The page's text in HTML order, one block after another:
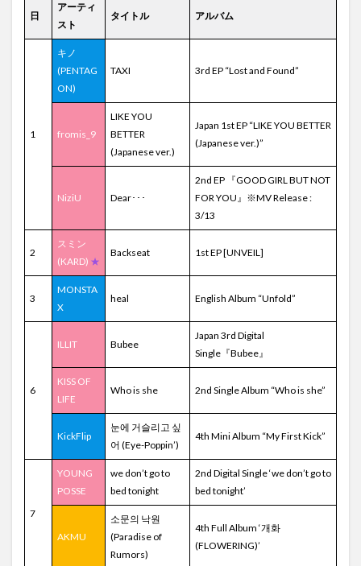
日
アーティ
スト
タイトル アルバム
1
キノ
(PENTAG
ON)
TAXI 3rd EP “Lost and Found”
fromis_9
LIKE YOU
BETTER
(Japanese ver.)
Japan 1st EP “LIKE YOU BETTER
(Japanese ver.)”
NiziU Dear･･･
2nd EP 『GOOD GIRL BUT NOT
FOR YOU』※MV Release :
3/13
2
スミン
(KARD) ★
Backseat 1st EP [UNVEIL]
3
MONSTA
X
heal English Album “Unfold”
6
ILLIT Bubee
Japan 3rd Digital
Single『Bubee』
KISS OF
LIFE
Who is she 2nd Single Album “Who is she”
KickFlip
눈에 거슬리고 싶
어 (Eye-Poppin’)
4th Mini Album “My First Kick”
7
YOUNG
POSSE
we don’t go to
bed tonight
2nd Digital Single ‘we don’t go to
bed tonight’
AKMU
소문의 낙원
(Paradise of
Rumors)
4th Full Album ‘개화
(FLOWERING)’